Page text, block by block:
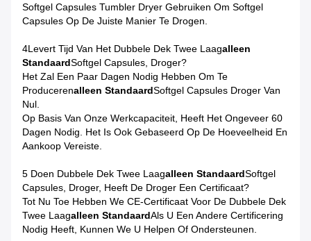
Softgel Capsules Tumbler Dryer Gebruiken Om Softgel
Capsules Op De Juiste Manier Te Drogen.
4Levert Tijd Van Het Dubbele Dek Twee LaagAlleen
StandaardSoftgel Capsules, Droger?
Het Zal Een Paar Dagen Nodig Hebben Om Te
ProducerenAlleen StandaardSoftgel Capsules Droger Van
Nul.
Op Basis Van Onze Werkcapaciteit, Heeft Het Ongeveer 60
Dagen Nodig. Het Is Ook Gebaseerd Op De Hoeveelheid En
Aankoop Vereiste.
5 Doen Dubbele Dek Twee LaagAlleen StandaardSoftgel
Capsules, Droger, Heeft De Droger Een Certificaat?
Tot Nu Toe Hebben We CE-Certificaat Voor De Dubbele Dek
Twee LaagAlleen StandaardAls U Een Andere Certificering
Nodig Heeft, Kunnen We U Helpen Of Ondersteunen.